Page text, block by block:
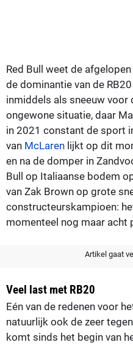
Red Bull weet de
de dominantie van de
inmiddels als sneeuw voor
ongewone situatie, daar
in 2021 constant de sport
van McLaren lijkt op dit
en na de domper in
Bull op Italiaanse bodem
van Zak Brown op grote
constructeurskampioen:
momenteel nog maar acht
Artikel gaat
Veel last met RB20
Eén van de redenen voor
natuurlijk ook de zeer
komt sinds het begin van